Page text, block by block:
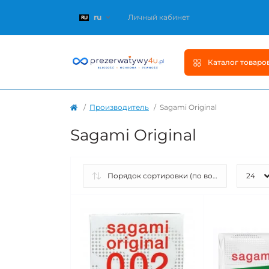
ru Личный кабинет
Каталог
Производитель Sagami Original
Sagami Original